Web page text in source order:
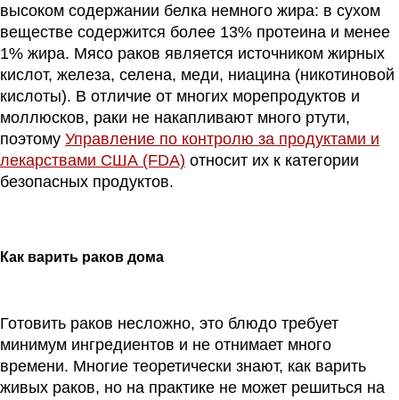
высоком содержании белка немного жира: в сухом
веществе содержится более 13% протеина и менее
1% жира. Мясо раков является источником жирных
кислот, железа, селена, меди, ниацина (никотиновой
кислоты). В отличие от многих морепродуктов и
моллюсков, раки не накапливают много ртути,
поэтому Управление по контролю за продуктами и
лекарствами США (FDA) относит их к категории
безопасных продуктов.
Как варить раков дома
Готовить раков несложно, это блюдо требует
минимум ингредиентов и не отнимает много
времени. Многие теоретически знают, как варить
живых раков, но на практике не может решиться на